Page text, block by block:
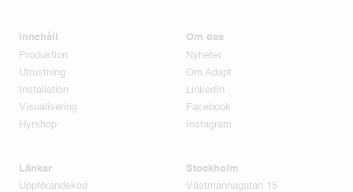
Innehåll
Produktion
Utrustning
Installation
Visualisering
Hyrshop
Om oss
Nyheter
Om Adapt
LinkedIn
Facebook
Instagram
Länkar
Uppförandekod
Stockholm
Västmannagatan 15